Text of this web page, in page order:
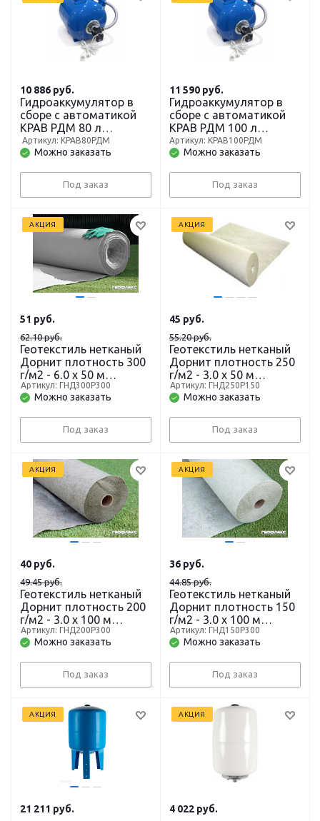
Гидроаккумулятор в
сборе с автоматикой
КРАВ РДМ 80 л
(давление, фильтр,
гидробак)
Можно заказать
Артикул: КРАВ80РДМ
10 886 руб.
Под заказ
Гидроаккумулятор в
сборе с автоматикой
КРАВ РДМ 100 л
(давление, фильтр,
гидробак)
Можно заказать
Артикул: КРАВ100РДМ
11 590 руб.
Под заказ
АКЦИЯ
Геотекстиль нетканый
Дорнит плотность 300
г/м2 - 6,0 х 50 м
(рулон-300 м2)
Можно заказать
Артикул: ГНД300Р300
51 руб.
62.10 руб.
Под заказ
АКЦИЯ
Геотекстиль нетканый
Дорнит плотность 250
г/м2 - 3,0 х 50 м
(рулон-150 м2)
Можно заказать
Артикул: ГНД250Р150
45 руб.
55.20 руб.
Под заказ
АКЦИЯ
Геотекстиль нетканый
Дорнит плотность 200
г/м2 - 3,0 х 100 м
(рулон-300 м2)
Можно заказать
Артикул: ГНД200Р300
40 руб.
49.45 руб.
Под заказ
АКЦИЯ
Геотекстиль нетканый
Дорнит плотность 150
г/м2 - 3,0 х 100 м
(рулон-300 м2)
Можно заказать
Артикул: ГНД150Р300
36 руб.
44.85 руб.
Под заказ
АКЦИЯ
21 211 руб.
АКЦИЯ
4 022 руб.